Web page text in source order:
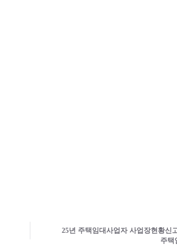
25년 주택임대사업자 사업장현황신
주택